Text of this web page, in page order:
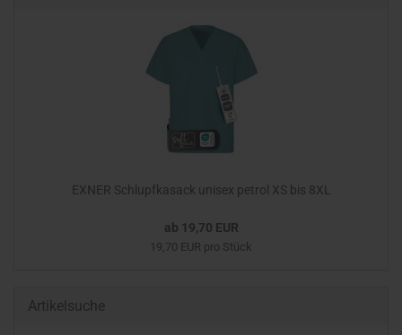
EXNER Schlupfkasack unisex petrol XS bis 8XL
ab 19,70 EUR
19,70 EUR pro Stück
Artikelsuche